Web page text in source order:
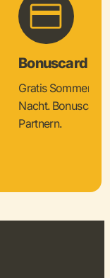
Bonuscard &
Gratis
Nacht. Bonuscard
Partnern.